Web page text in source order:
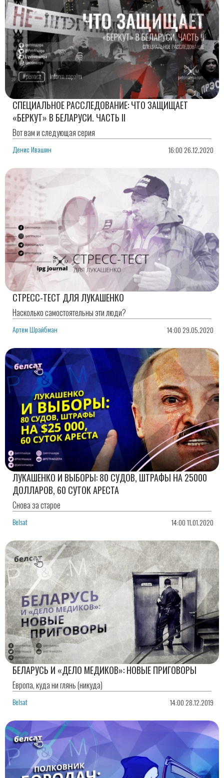
СПЕЦИАЛЬНОЕ РАССЛЕДОВАНИЕ: ЧТО ЗАЩИЩАЕТ
«БЕРКУТ» В БЕЛАРУСИ. ЧАСТЬ II
Вот вам и следующая серия
Денис Ивашин 16:00 26.12.2020
СТРЕСС-ТЕСТ ДЛЯ ЛУКАШЕНКО
Насколько самостоятельны эти люди?
Артем Шрайбман 14:00 29.05.2020
ЛУКАШЕНКО И ВЫБОРЫ: 80 СУДОВ, ШТРАФЫ НА 25000
ДОЛЛАРОВ, 60 СУТОК АРЕСТА
Снова за старое
Belsat 14:00 11.01.2020
БЕЛАРУСЬ И «ДЕЛО МЕДИКОВ»: НОВЫЕ ПРИГОВОРЫ
Европа, куда ни глянь (никуда)
Belsat 14:00 28.12.2019